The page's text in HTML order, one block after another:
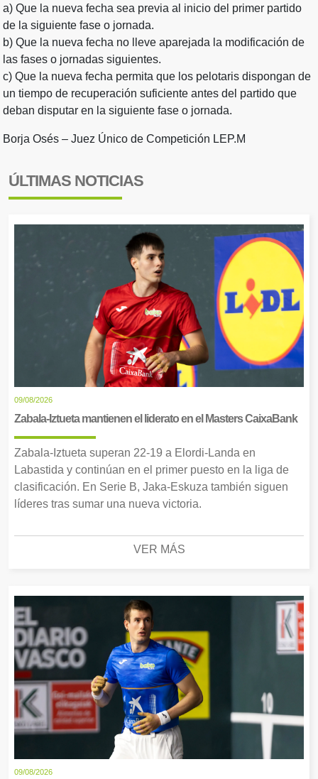
a) Que la nueva fecha sea previa al inicio del primer partido
de la siguiente fase o jornada.
b) Que la nueva fecha no lleve aparejada la modificación de
las fases o jornadas siguientes.
c) Que la nueva fecha permita que los pelotaris dispongan de
un tiempo de recuperación suficiente antes del partido que
deban disputar en la siguiente fase o jornada.
Borja Osés – Juez Único de Competición LEP.M
ÚLTIMAS NOTICIAS
09/08/2026
Zabala-Iztueta mantienen el liderato en el Masters CaixaBank
Zabala-Iztueta superan 22-19 a Elordi-Landa en
Labastida y continúan en el primer puesto en la liga de
clasificación. En Serie B, Jaka-Eskuza también siguen
líderes tras sumar una nueva victoria.
VER MÁS
09/08/2026